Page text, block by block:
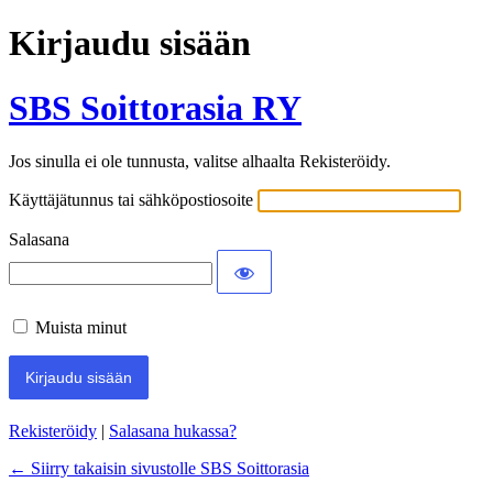
Kirjaudu sisään
SBS Soittorasia RY
Jos sinulla ei ole tunnusta, valitse alhaalta Rekisteröidy.
Käyttäjätunnus tai sähköpostiosoite
Salasana
Muista minut
Rekisteröidy | Salasana hukassa?
← Siirry takaisin sivustolle SBS Soittorasia